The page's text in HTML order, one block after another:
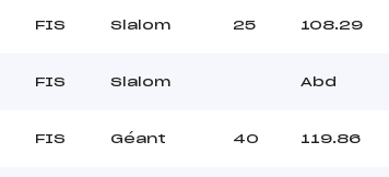
FIS Slalom 25 108.29
FIS Slalom Abd
FIS Géant 40 119.86